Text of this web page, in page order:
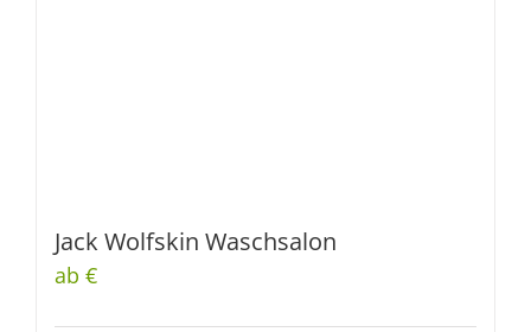
Jack Wolfskin Waschsalon
ab €